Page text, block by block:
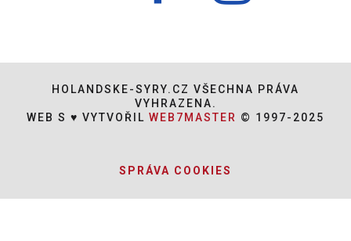
HOLANDSKE-SYRY.CZ VŠECHNA PRÁVA
VYHRAZENA.
WEB S ♥ VYTVOŘIL WEB7MASTER © 1997-2025
SPRÁVA COOKIES